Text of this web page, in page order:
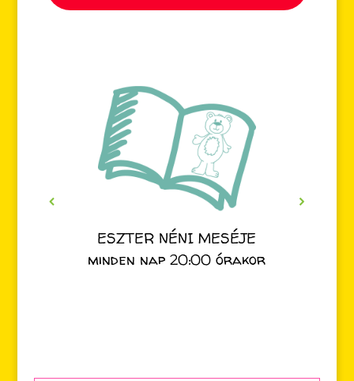
ESZTER NÉNI MESÉJE
minden nap 20:00 órakor